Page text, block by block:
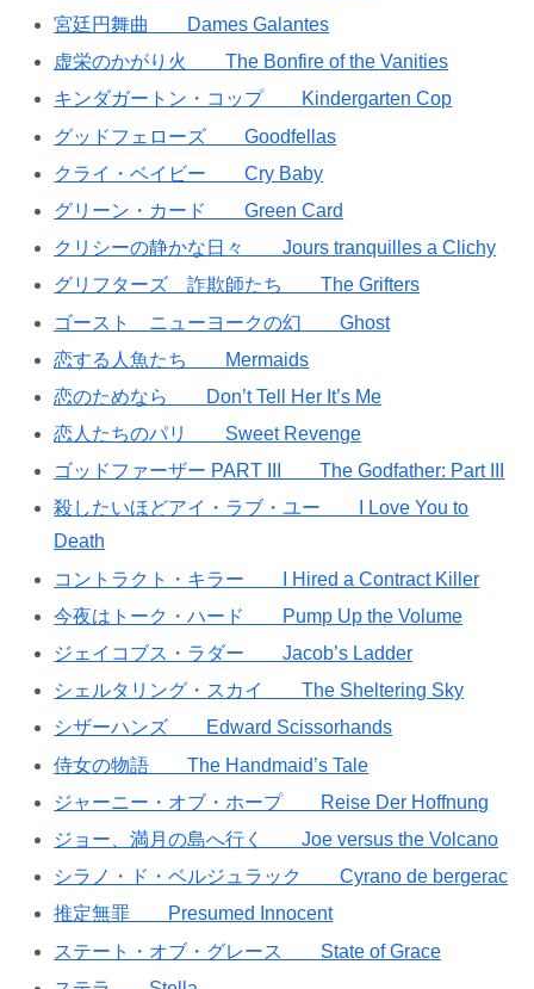
宮廷円舞曲 Dames Galantes
虚栄のかがり火 The Bonfire of the Vanities
キンダガートン・コップ Kindergarten Cop
グッドフェローズ Goodfellas
クライ・ベイビー Cry Baby
グリーン・カード Green Card
クリシーの静かな日々 Jours tranquilles a Clichy
グリフターズ 詐欺師たち The Grifters
ゴースト ニューヨークの幻 Ghost
恋する人魚たち Mermaids
恋のためなら Don’t Tell Her It’s Me
恋人たちのパリ Sweet Revenge
ゴッドファーザー PART III The Godfather: Part III
殺したいほどアイ・ラブ・ユー I Love You to
Death
コントラクト・キラー I Hired a Contract Killer
今夜はトーク・ハード Pump Up the Volume
ジェイコブス・ラダー Jacob’s Ladder
シェルタリング・スカイ The Sheltering Sky
シザーハンズ Edward Scissorhands
侍女の物語 The Handmaid’s Tale
ジャーニー・オブ・ホープ Reise Der Hoffnung
ジョー、満月の島へ行く Joe versus the Volcano
シラノ・ド・ベルジュラック Cyrano de bergerac
推定無罪 Presumed Innocent
ステート・オブ・グレース State of Grace